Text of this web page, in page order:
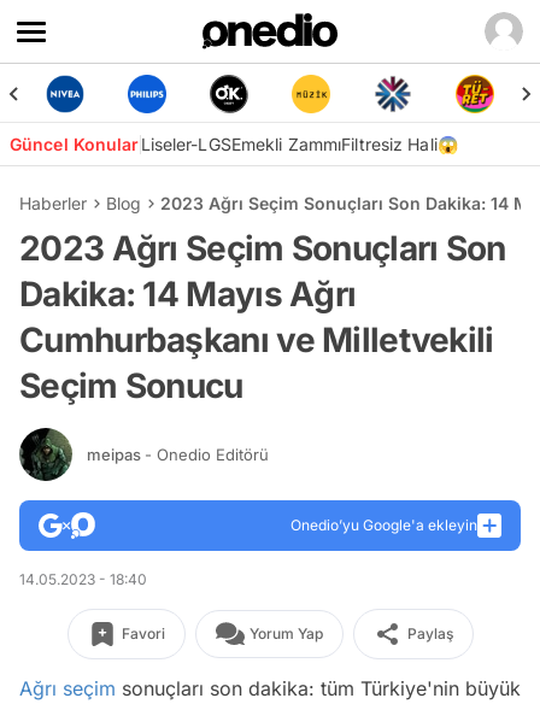
Güncel KonularLiseler-LGSEmekli ZammıFiltresiz Hali😱
Haberler Blog 2023 Ağrı Seçim Sonuçları Son Dakika: 14
2023 Ağrı Seçim Sonuçları Son
Dakika: 14 Mayıs Ağrı
Cumhurbaşkanı ve Milletvekili
Seçim Sonucu
meipas - Onedio Editörü
Onedio’yu Google'a ekleyin
14.05.2023 - 18:40
Favori Yorum Yap Paylaş
Ağrı seçim sonuçları son dakika: tüm Türkiye'nin büyük